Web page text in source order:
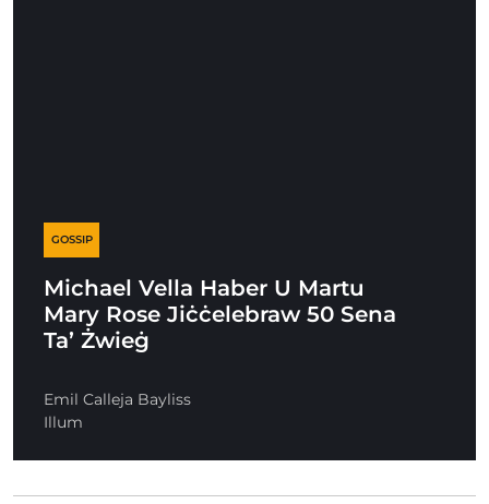
GOSSIP
Michael Vella Haber U Martu
Mary Rose Jiċċelebraw 50 Sena
Ta’ Żwieġ
Emil Calleja Bayliss
Illum